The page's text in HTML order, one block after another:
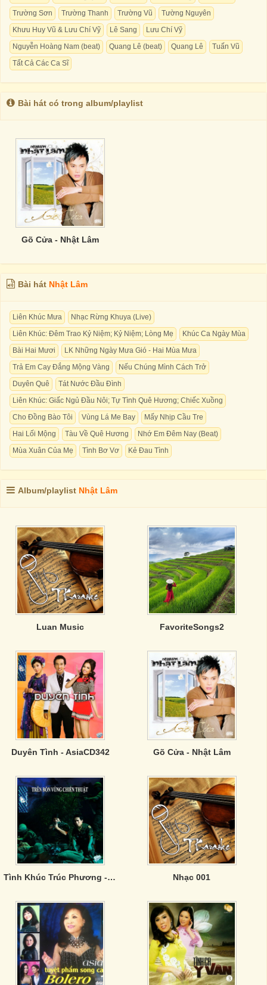
Trường Sơn
Trường Thanh Trường Vũ
Tường Nguyên
Khưu Huy Vũ & Lưu Chí Vỹ
Lê Sang
Lưu Chí Vỹ
Nguyễn Hoàng Nam (beat)
Quang Lê (beat) Quang Lê
Tuấn Vũ
Tất Cả Các Ca Sĩ
Bài hát có trong album/playlist
Gõ Cửa - Nhật Lâm
Bài hát Nhật Lâm
Liên Khúc Mưa
Nhạc Rừng Khuya (Live)
Liên Khúc: Đêm Trao Kỷ Niệm; Kỷ Niệm; Lòng Mẹ
Khúc Ca Ngày Mùa
Bài Hai Mươi
LK Những Ngày Mưa Gió - Hai Mùa Mưa
Trả Em Cay Đắng Mộng Vàng
Nếu Chúng Mình Cách Trở
Duyên Quê
Tát Nước Đầu Đình
Liên Khúc: Giấc Ngủ Đầu Nôi; Tự Tình Quê Hương; Chiếc Xuồng
Cho Đồng Bào Tôi
Vùng Lá Me Bay
Mấy Nhịp Cầu Tre
Hai Lối Mộng
Tàu Về Quê Hương
Nhớ Em Đêm Nay (Beat)
Mùa Xuân Của Mẹ
Tình Bơ Vơ Kẻ Đau Tình
Album/playlist Nhật Lâm
Luan Music FavoriteSongs2
Duyên Tình - AsiaCD342 Gõ Cửa - Nhật Lâm
Tình Khúc Trúc Phương - Trên Bốn Vùng Chiến Thuật Nhạc 001